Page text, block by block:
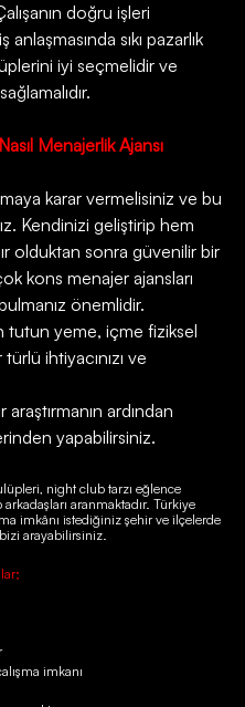
doğru işleri
sıkı pazarlık
iyi seçmelidir ve
Menajerlik Ajansı
karar vermelisiniz ve bu
Kendinizi geliştirip hem
olduktan sonra güvenilir bir
kons menajer ajansları
önemlidir.
tutun yeme, içme fiziksel
ihtiyacınızı ve
ardından
yapabilirsiniz.
night club tarzı eğlence
aranmaktadır. Türkiye
imkânı istediğiniz şehir ve ilçelerde
arayabilirsiniz.
imkanı